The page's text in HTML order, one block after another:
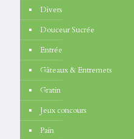
Divers
Douceur Sucrée
Entrée
Gâteaux & Entremets
Gratin
Jeux concours
Pain